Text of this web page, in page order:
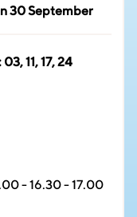
30 September
11, 17, 24
- 16.30 - 17.00